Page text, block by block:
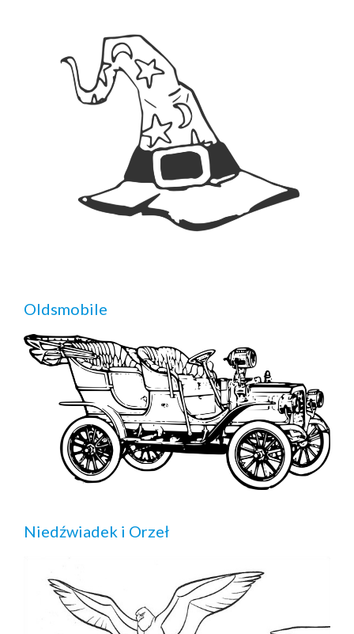
Oldsmobile
Niedźwiadek i Orzeł